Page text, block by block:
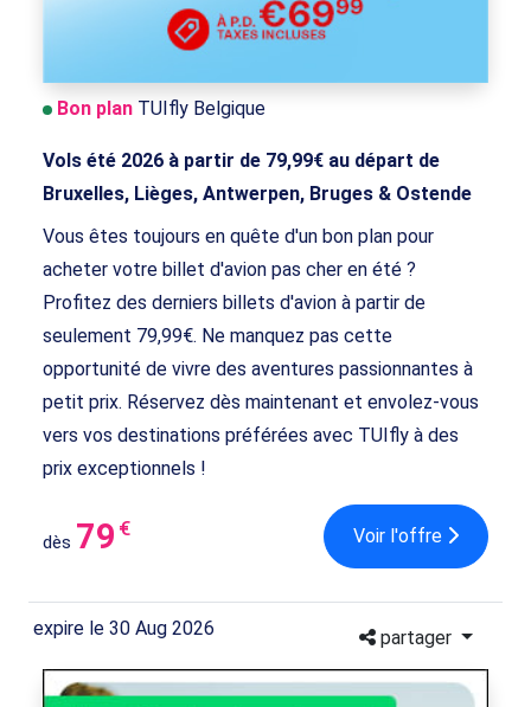
Bon plan TUIfly Belgique
Vols été 2026 à partir de 79,99€ au départ de
Bruxelles, Lièges, Antwerpen, Bruges & Ostende
Vous êtes toujours en quête d'un bon plan pour
acheter votre billet d'avion pas cher en été ?
Profitez des derniers billets d'avion à partir de
seulement 79,99€. Ne manquez pas cette
opportunité de vivre des aventures passionnantes à
petit prix. Réservez dès maintenant et envolez-vous
vers vos destinations préférées avec TUIfly à des
prix exceptionnels !
dès 79 € Voir l'offre
expire le 30 Aug 2026 partager